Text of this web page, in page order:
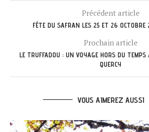
Précédent article
FÊTE DU SAFRAN LES 25 ET 26 OCTOBRE
Prochain article
LE TRUFFADOU : UN VOYAGE HORS DU
QUERCY
VOUS AIMEREZ AUSSI